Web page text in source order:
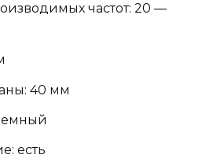
частот: 20 —
40 мм
есть